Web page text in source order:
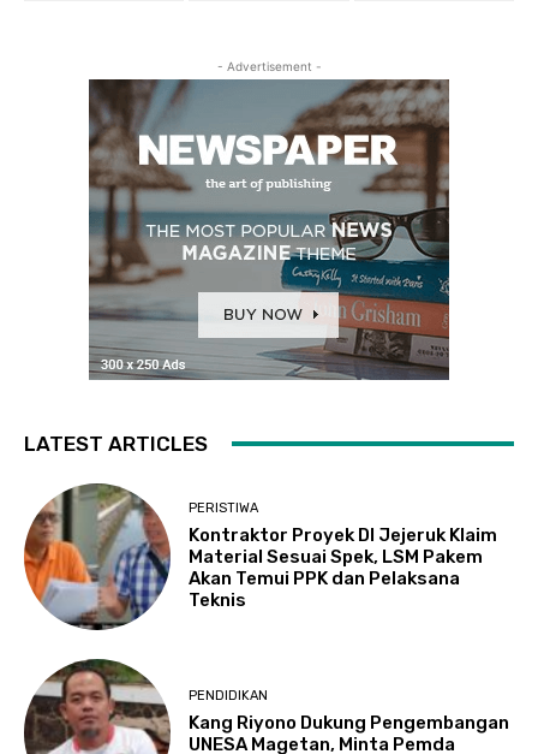
- Advertisement -
LATEST ARTICLES
PERISTIWA
Kontraktor Proyek DI Jejeruk Klaim
Material Sesuai Spek, LSM Pakem
Akan Temui PPK dan Pelaksana
Teknis
PENDIDIKAN
Kang Riyono Dukung Pengembangan
UNESA Magetan, Minta Pemda